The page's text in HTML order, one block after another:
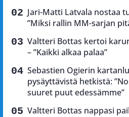
Jari-Matti Latvala nostaa
”Miksi rallin MM-sarjan
Valtteri Bottas kertoi
– ”Kaikki alkaa palaa”
Sebastien Ogierin
pysäyttävistä hetkistä:
suuret puut edessämme”
Valtteri Bottas nappasi